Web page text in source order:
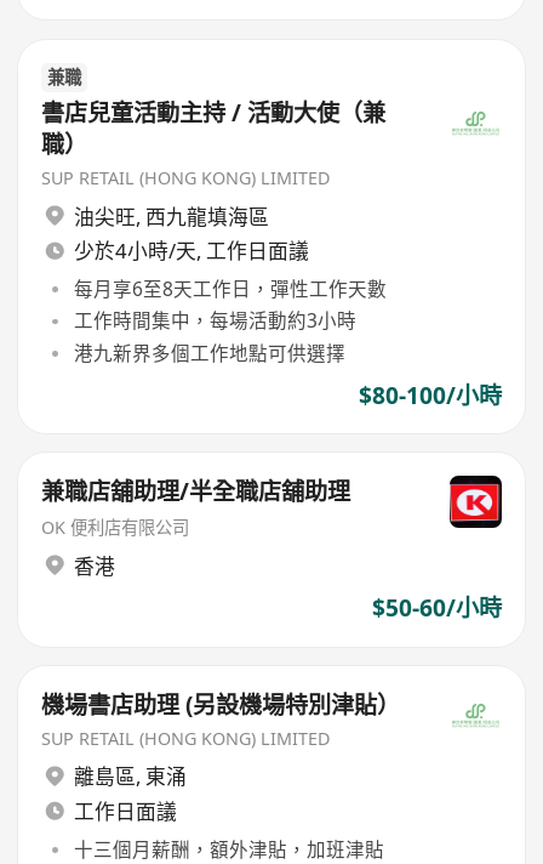
兼職
書店兒童活動主持 / 活動大使（兼
職）
SUP RETAIL (HONG KONG) LIMITED
油尖旺, 西九龍填海區
少於4小時/天, 工作日面議
每月享6至8天工作日，彈性工作天數
工作時間集中，每場活動約3小時
港九新界多個工作地點可供選擇
$80-100/小時
兼職店舖助理/半全職店舖助理
OK 便利店有限公司
香港
$50-60/小時
機場書店助理 (另設機場特別津貼）
SUP RETAIL (HONG KONG) LIMITED
離島區, 東涌
工作日面議
十三個月薪酬，額外津貼，加班津貼